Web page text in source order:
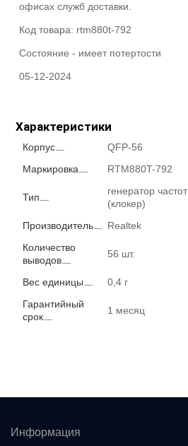
офисах служб доставки.
Код товара: rtm880t-792
Состояние - имеет потертости
05-12-2024
Характеристики
Корпус
QFP-56
Маркировка
RTM880T-792
Тип
генератор частот
(клокер)
Производитель
Realtek
Количество
выводов
56 шт.
Вес единицы
0,4 г
Гарантийный
срок
1 месяц
Информация